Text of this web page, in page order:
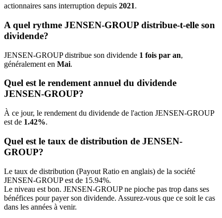
actionnaires sans interruption depuis 2021.
A quel rythme JENSEN-GROUP distribue-t-elle son
dividende?
JENSEN-GROUP distribue son dividende 1 fois par an,
généralement en Mai.
Quel est le rendement annuel du dividende
JENSEN-GROUP?
À ce jour, le rendement du dividende de l'action JENSEN-GROUP
est de 1.42%.
Quel est le taux de distribution de JENSEN-
GROUP?
Le taux de distribution (Payout Ratio en anglais) de la société
JENSEN-GROUP est de 15.94%.
Le niveau est bon. JENSEN-GROUP ne pioche pas trop dans ses
bénéfices pour payer son dividende. Assurez-vous que ce soit le cas
dans les années à venir.